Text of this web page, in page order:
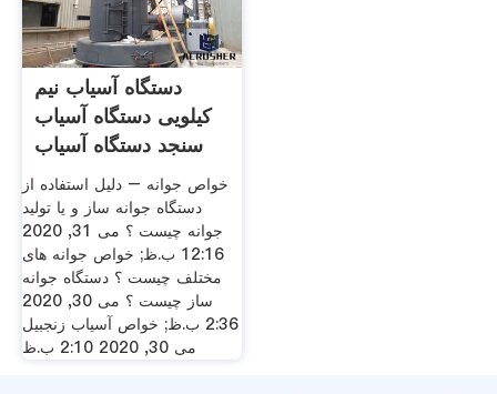
دستگاه آسیاب نیم
کیلویی دستگاه آسیاب
سنجد دستگاه آسیاب
خواص جوانه – دلیل استفاده از
دستگاه جوانه ساز و یا تولید
جوانه چیست ؟ می 31, 2020
12:16 ب.ظ; خواص جوانه های
مختلف چیست ؟ دستگاه جوانه
ساز چیست ؟ می 30, 2020
2:36 ب.ظ; خواص آسیاب زنجبیل
می 30, 2020 2:10 ب.ظ